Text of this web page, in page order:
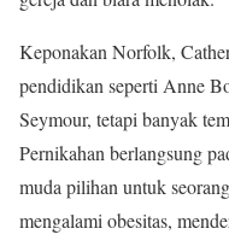
Keponakan Norfolk,
pendidikan seperti Anne
Seymour, tetapi banyak
Pernikahan berlangsung
muda pilihan untuk
mengalami obesitas,